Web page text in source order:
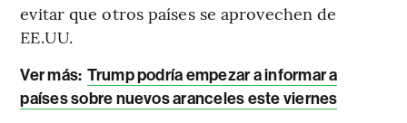
evitar que otros países se aprovechen de
EE.UU.
Ver más: Trump podría empezar a informar a
países sobre nuevos aranceles este viernes